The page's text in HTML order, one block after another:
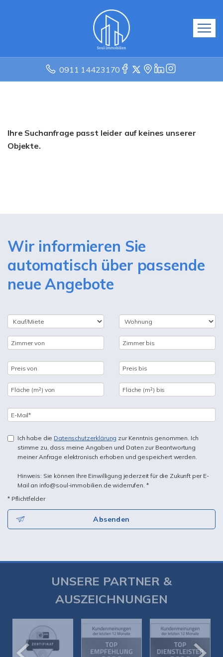
0911 14423170
Ihre Suchanfrage passt leider auf keines unserer
Objekte.
Wir informieren Sie
automatisch über passende
neue Angebote
Ich habe die Datenschutzerklärung zur Kenntnis genommen. Ich
stimme zu, dass meine Angaben und Daten zur Beantwortung
meiner Anfrage elektronisch erhoben und gespeichert werden.
Hinweis: Sie können Ihre Einwilligung jederzeit für die Zukunft per E-
Mail an info@soul-immobilien.de widerrufen. *
* Pflichtfelder
Absenden
UNSERE PARTNER &
AUSZEICHNUNGEN